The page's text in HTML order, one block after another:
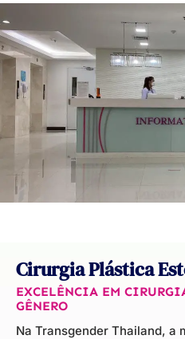
Cirurgia Plástica
EXCELÊNCIA EM
GÊNERO
Na Transgender Thailand, a